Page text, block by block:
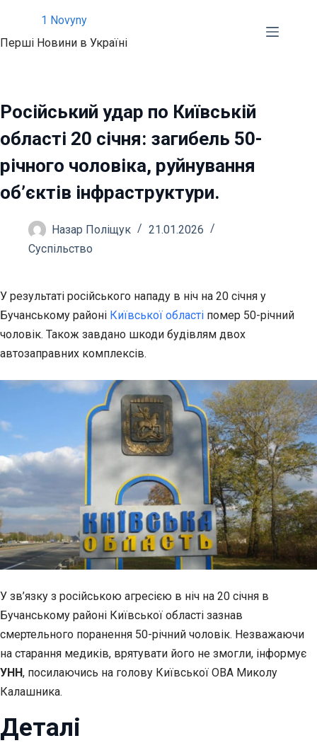
вмісту
1 Novyny
Перші Новини в Україні
Російський удар по Київській
області 20 січня: загибель 50-
річного чоловіка, руйнування
об’єктів інфраструктури.
Назар Поліщук
21.01.2026
Суспільство
У результаті російського нападу в ніч на 20 січня у
Бучанському районі Київської області помер 50-річний
чоловік. Також завдано шкоди будівлям двох
автозаправних комплексів.
У зв’язку з російською агресією в ніч на 20 січня в
Бучанському районі Київської області зазнав
смертельного поранення 50-річний чоловік. Незважаючи
на старання медиків, врятувати його не змогли, інформує
УНН, посилаючись на голову Київської ОВА Миколу
Калашника.
Деталі